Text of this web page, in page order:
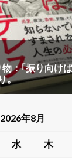
2026年8月
水 木